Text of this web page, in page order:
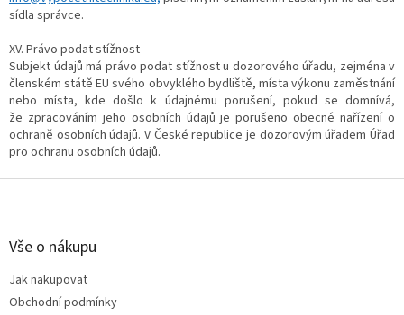
sídla správce.
XV. Právo podat stížnost
Subjekt údajů má právo podat stížnost u dozorového úřadu, zejména v
členském státě EU svého obvyklého bydliště, místa výkonu zaměstnání
nebo místa, kde došlo k údajnému porušení, pokud se domnívá,
že zpracováním jeho osobních údajů je porušeno obecné nařízení o
ochraně osobních údajů. V České republice je dozorovým úřadem Úřad
pro ochranu osobních údajů.
Z
Vše o nákupu
Jak nakupovat
Obchodní podmínky